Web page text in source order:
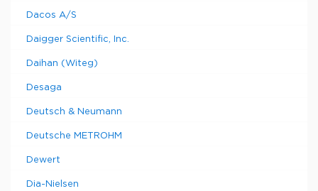
Dacos A/S
Daigger Scientific, Inc.
Daihan (Witeg)
Desaga
Deutsch & Neumann
Deutsche METROHM
Dewert
Dia-Nielsen